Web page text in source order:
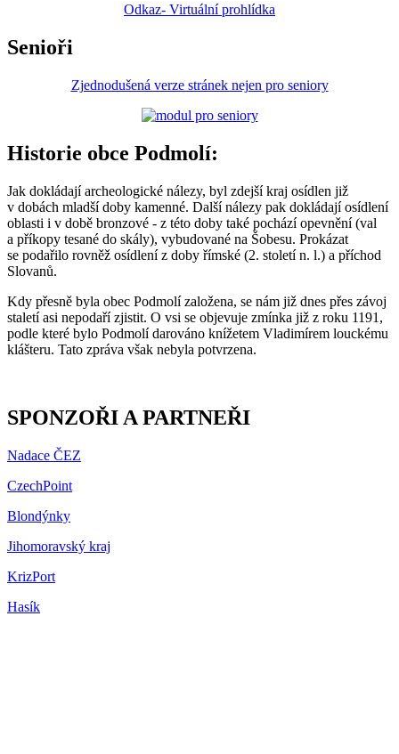
Odkaz- Virtuální prohlídka
Senioři
Zjednodušená verze stránek nejen pro seniory
Historie obce Podmolí:
Jak dokládají archeologické nálezy, byl zdejší kraj osídlen již
v dobách mladší doby kamenné. Další nálezy pak dokládají osídlení
oblasti i v době bronzové - z této doby také pochází opevnění (val
a příkopy tesané do skály), vybudované na Šobesu. Prokázat
se podařilo rovněž osídlení z doby římské (2. století n. l.) a příchod
Slovanů.
Kdy přesně byla obec Podmolí založena, se nám již dnes přes závoj
staletí asi nepodaří zjistit. O vsi se objevuje zmínka již z roku 1191,
podle které bylo Podmolí darováno knížetem Vladimírem louckému
klášteru. Tato zpráva však nebyla potvrzena.
SPONZOŘI A PARTNEŘI
Nadace ČEZ
CzechPoint
Blondýnky
Jihomoravský kraj
KrizPort
Hasík